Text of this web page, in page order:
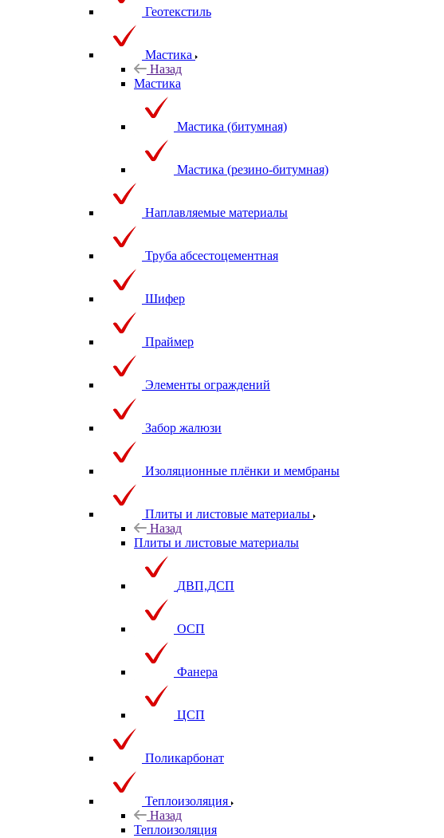
Геотекстиль
Мастика
Назад
Мастика
Мастика (битумная)
Мастика (резино-битумная)
Наплавляемые материалы
Труба абсестоцементная
Шифер
Праймер
Элементы ограждений
Забор жалюзи
Изоляционные плёнки и мембраны
Плиты и листовые материалы
Назад
Плиты и листовые материалы
ДВП,ДСП
ОСП
Фанера
ЦСП
Поликарбонат
Теплоизоляция
Назад
Теплоизоляция